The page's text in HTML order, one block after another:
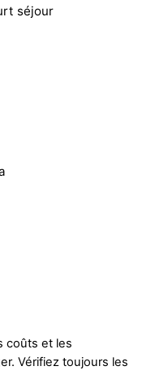
séjour
coûts et les
Vérifiez toujours les